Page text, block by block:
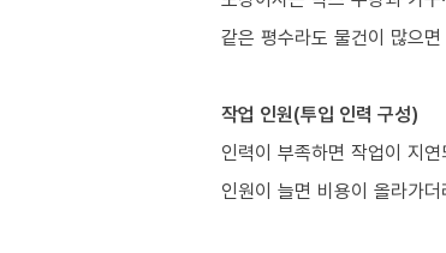
같은 평수라도 물건이 많으
작업 인원(투입 인력 구성)
인력이 부족하면 작업이 지
인원이 늘면 비용이 올라가